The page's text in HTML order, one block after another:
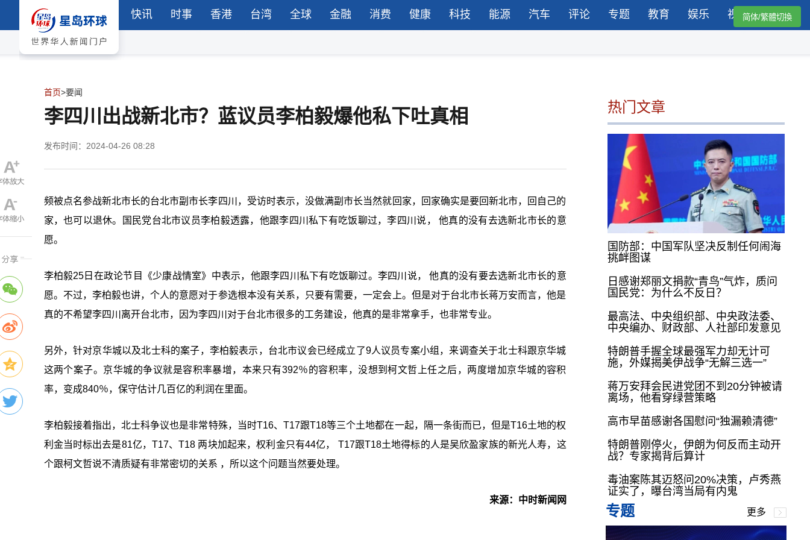
快讯 时事 香港 台湾 全球 金融 消费 健康 科技 能源 汽车 评论 专题 教育 娱乐 视频简体/繁體切換
首页>要闻
李四川出战新北市？蓝议员李柏毅爆他私下吐真相
发布时间：2024-04-26 08:28
频被点名参战新北市长的台北市副市长李四川，受访时表示，没做满副市长当然就回家，回家确实是要回新北市，回自己的
家，也可以退休。国民党台北市议员李柏毅透露，他跟李四川私下有吃饭聊过，李四川说， 他真的没有去选新北市长的意
愿。
李柏毅25日在政论节目《少康战情室》中表示，他跟李四川私下有吃饭聊过。李四川说， 他真的没有要去选新北市长的意
愿。不过，李柏毅也讲，个人的意愿对于参选根本没有关系，只要有需要，一定会上。但是对于台北市长蒋万安而言，他是
真的不希望李四川离开台北市，因为李四川对于台北市很多的工务建设，他真的是非常拿手，也非常专业。
另外，针对京华城以及北士科的案子，李柏毅表示，台北市议会已经成立了9人议员专案小组，来调查关于北士科跟京华城
这两个案子。京华城的争议就是容积率暴增，本来只有392％的容积率，没想到柯文哲上任之后，两度增加京华城的容积
率，变成840％，保守估计几百亿的利润在里面。
李柏毅接着指出，北士科争议也是非常特殊，当时T16、T17跟T18等三个土地都在一起，隔一条街而已，但是T16土地的权
利金当时标出去是81亿，T17、T18 两块加起来，权利金只有44亿， T17跟T18土地得标的人是吴欣盈家族的新光人寿，这
个跟柯文哲说不清质疑有非常密切的关系 ，所以这个问题当然要处理。
来源：中时新闻网
热门文章
国防部：中国军队坚决反制任何闹海
挑衅图谋
日感谢郑丽文捐款“青鸟”气炸，质问
国民党：为什么不反日？
最高法、中央组织部、中央政法委、
中央编办、财政部、人社部印发意见
特朗普手握全球最强军力却无计可
施，外媒揭美伊战争“无解三选一”
蒋万安拜会民进党团不到20分钟被请
离场，他看穿绿营策略
高市早苗感谢各国慰问“独漏赖清德”
特朗普刚停火，伊朗为何反而主动开
战？专家揭背后算计
毒油案陈其迈怒问20%决策，卢秀燕
证实了，曝台湾当局有内鬼
专题 更多